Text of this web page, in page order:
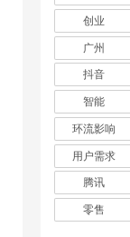
创业
广州
抖音
智能
环流影响
用户需求
腾讯
零售